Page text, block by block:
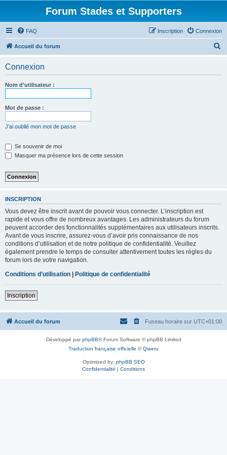
Forum Stades et Supporters
FAQ Connexion
Inscription
Accueil du forum
Connexion
Nom d’utilisateur :
Mot de passe :
J’ai oublié mon mot de passe
Se souvenir de moi
Masquer ma présence lors de cette session
INSCRIPTION
Vous devez être inscrit avant de pouvoir vous connecter. L’inscription est
rapide et vous offre de nombreux avantages. Les administrateurs du forum
peuvent accorder des fonctionnalités supplémentaires aux utilisateurs inscrits.
Avant de vous inscrire, assurez-vous d’avoir pris connaissance de nos
conditions d’utilisation et de notre politique de confidentialité. Veuillez
également prendre le temps de consulter attentivement toutes les règles du
forum lors de votre navigation.
Conditions d’utilisation | Politique de confidentialité
Inscription
Accueil du forum Fuseau horaire sur UTC+01:00
Développé parphpBB® Forum Software © phpBB Limited
Traduction française officielle ©Qiaeru
Optimized by: phpBB SEO
Confidentialité | Conditions